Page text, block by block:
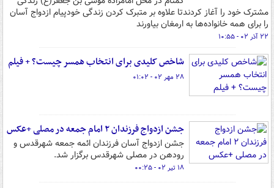
مشترک خود را آغاز کردندتا علاوه بر متبرک کردن زندگی خودپیام ازدواج آسان
را برای همه خانواده‌ها به ارمغان بیاورند
۲۲ آذر ۰۲ - ۱۰:۵۵
شاخص کلیدی برای انتخاب همسر چیست؟ + فیلم
۲۸ مهر ۰۲ - ۰۱:۰۲
جشن ازدواج فرزندان ۲ امام جمعه در مصلی +عکس
جشن ازدواج آسان فرزندان ائمه جمعه شهرقدس و
رودهن در مصلی شهرقدس برگزار شد.
۱۸ تیر ۰۲ - ۰۰:۲۵